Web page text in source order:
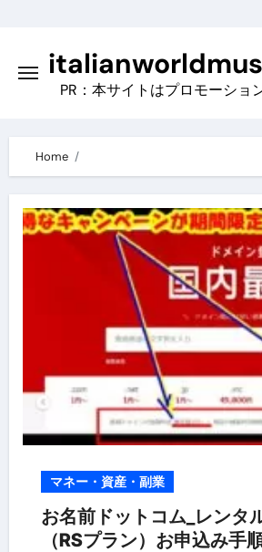
content
PR：本サイトはプロモーショ
Home
マネー・資産・副業
お名前ドットコム_レンタ
（RSプラン）お申込み手